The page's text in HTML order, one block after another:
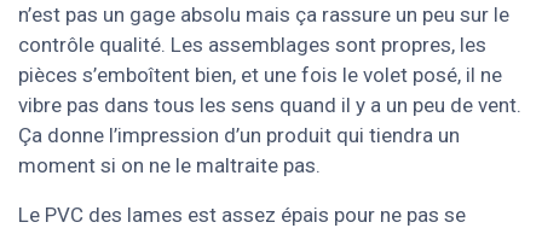
n’est pas un gage absolu mais ça rassure un peu sur le
contrôle qualité. Les assemblages sont propres, les
pièces s’emboîtent bien, et une fois le volet posé, il ne
vibre pas dans tous les sens quand il y a un peu de vent.
Ça donne l’impression d’un produit qui tiendra un
moment si on ne le maltraite pas.
Le PVC des lames est assez épais pour ne pas se